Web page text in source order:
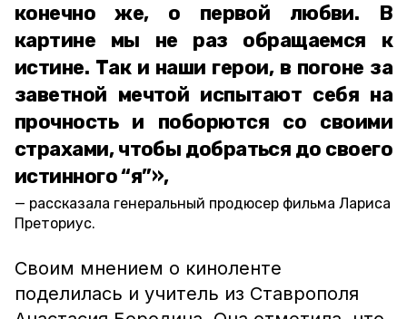
конечно же, о первой любви. В
картине мы не раз обращаемся к
истине. Так и наши герои, в погоне за
заветной мечтой испытают себя на
прочность и поборются со своими
страхами, чтобы добраться до своего
истинного “я”»,
рассказала генеральный продюсер фильма Лариса
Преториус.
Своим мнением о киноленте
поделилась и учитель из Ставрополя